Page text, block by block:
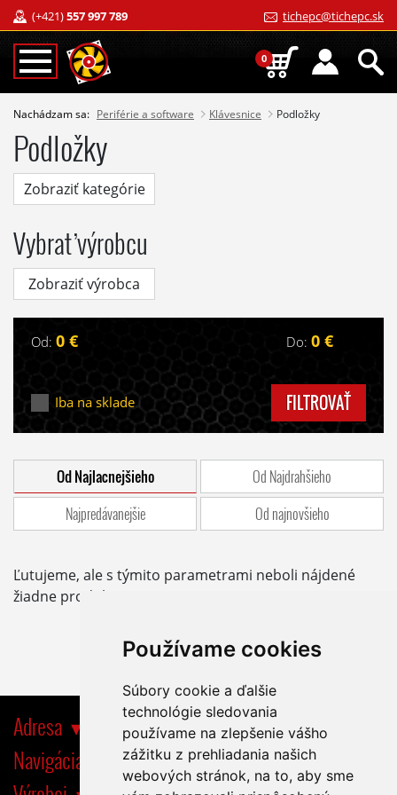
Používame cookies
Súbory cookie a ďalšie
technológie sledovania
používame na zlepšenie vášho
zážitku z prehliadania našich
webových stránok, na to, aby sme
(+421)557 997 789 tichepc@tichepc.sk
0
Nachádzam sa: Periférie a software Klávesnice Podložky
Podložky
Zobraziť kategórie
Vybrať výrobcu
Zobraziť výrobca
Od: 0 € Do: 0 €
Iba na sklade FILTROVAŤ
Od Najlacnejšieho
Od Najdrahšieho
Najpredávanejšie
Od najnovšieho
Ľutujeme, ale s týmito parametrami neboli nájdené
žiadne produkty.
Adresa
Navigácia